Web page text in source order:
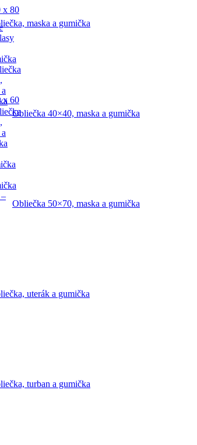
maska a gumička
Obliečka 40×40, maska a gumička
Obliečka 50×70, maska a gumička
uterák a gumička
turban a gumička
x 80
x 60